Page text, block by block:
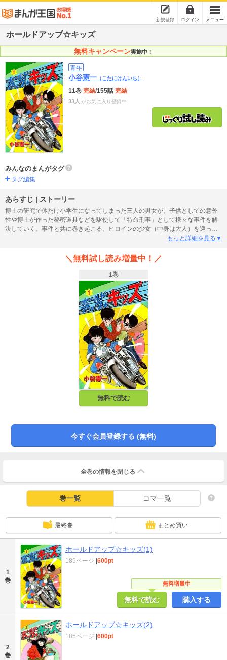
新規登録 ログイン メニュー
ホールドアップ☆キッズ
無料キャンペーン実施中！
青年
小谷憲一 （こたにけんいち）
11巻 完結/155話完結
33人 がお気に入り登録中
みんなのまんがタグ
タグ編集
あらすじ | ストーリー
博士の研究で体だけ小学生になってしまった三人の男女が、子供としての意外
性や博士が作った秘密道具などを駆使して「特命刑事」として様々な事件を解
決していく。事件と共に巻き起こる、ヒロインの少女（中身は大人）を巡って
の、熱血少年 VS 射撃が得意なクールボーイのドタバタ三角関係劇の行方
もっと詳細を見る▼
＼無料試し読み増量中！／
1巻
無料で読む
今すぐ会員登録する (無料)
全巻の情報を 閉じる
巻一覧 コマ一覧
最終巻 まとめ買い
1
巻
ホールドアップ☆キッズ(1)
無料増量中
189ページ |600pt
無料で読む 購入する
2
巻
ホールドアップ☆キッズ(2)
185ページ |600pt